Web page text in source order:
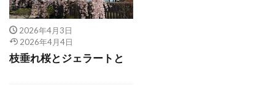
2026年4月3日
2026年4月4日
枝垂れ桜とジェラートと